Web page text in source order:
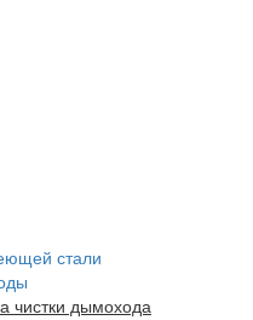
стали
чистки дымохода